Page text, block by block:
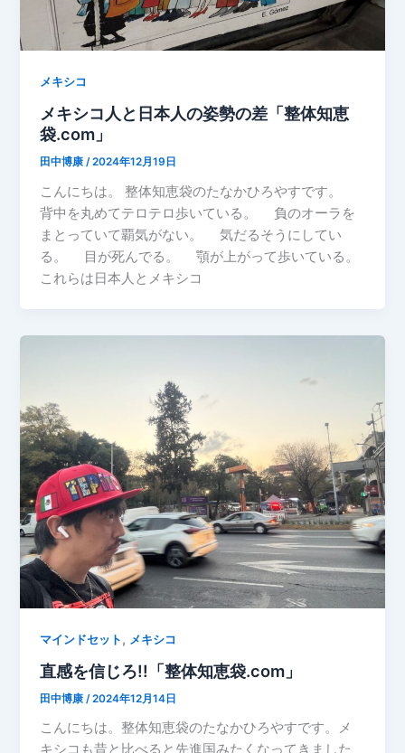
メキシコ
メキシコ人と日本人の姿勢の差「整体知恵
袋.com」
田中博康/2024年12月19日
こんにちは。 整体知恵袋のたなかひろやすです。
背中を丸めてテロテロ歩いている。 負のオーラを
まとっていて覇気がない。 気だるそうにしてい
る。 目が死んでる。 顎が上がって歩いている。
これらは日本人とメキシコ
マインドセット , メキシコ
直感を信じろ!!「整体知恵袋.com」
田中博康 /2024年12月14日
こんにちは。整体知恵袋のたなかひろやすです。メ
キシコも昔と比べると先進国みたくなってきました